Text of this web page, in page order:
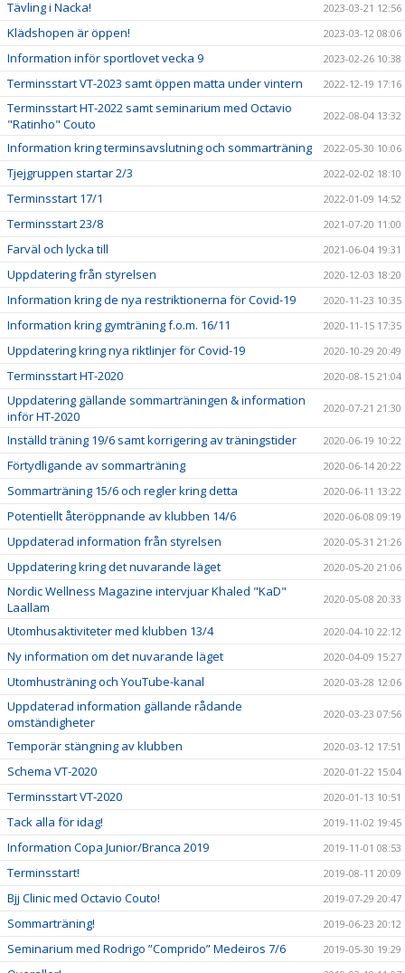
Tävling i Nacka! 2023-03-21 12:56
Klädshopen är öppen! 2023-03-12 08:06
Information inför sportlovet vecka 9 2023-02-26 10:38
Terminsstart VT-2023 samt öppen matta under vintern 2022-12-19 17:16
Terminsstart HT-2022 samt seminarium med Octavio
"Ratinho" Couto
2022-08-04 13:32
Information kring terminsavslutning och sommarträning 2022-05-30 10:06
Tjejgruppen startar 2/3 2022-02-02 18:10
Terminsstart 17/1 2022-01-09 14:52
Terminsstart 23/8 2021-07-20 11:00
Farväl och lycka till 2021-06-04 19:31
Uppdatering från styrelsen 2020-12-03 18:20
Information kring de nya restriktionerna för Covid-19 2020-11-23 10:35
Information kring gymträning f.o.m. 16/11 2020-11-15 17:35
Uppdatering kring nya riktlinjer för Covid-19 2020-10-29 20:49
Terminsstart HT-2020 2020-08-15 21:04
Uppdatering gällande sommarträningen & information
inför HT-2020
2020-07-21 21:30
Inställd träning 19/6 samt korrigering av träningstider 2020-06-19 10:22
Förtydligande av sommarträning 2020-06-14 20:22
Sommarträning 15/6 och regler kring detta 2020-06-11 13:22
Potentiellt återöppnande av klubben 14/6 2020-06-08 09:19
Uppdaterad information från styrelsen 2020-05-31 21:26
Uppdatering kring det nuvarande läget 2020-05-20 21:06
Nordic Wellness Magazine intervjuar Khaled "KaD"
Laallam
2020-05-08 20:33
Utomhusaktiviteter med klubben 13/4 2020-04-10 22:12
Ny information om det nuvarande läget 2020-04-09 15:27
Utomhusträning och YouTube-kanal 2020-03-28 12:06
Uppdaterad information gällande rådande
omständigheter
2020-03-23 07:56
Temporär stängning av klubben 2020-03-12 17:51
Schema VT-2020 2020-01-22 15:04
Terminsstart VT-2020 2020-01-13 10:51
Tack alla för idag! 2019-11-02 19:45
Information Copa Junior/Branca 2019 2019-11-01 08:53
Terminsstart! 2019-08-11 20:09
Bjj Clinic med Octavio Couto! 2019-07-29 20:47
Sommarträning! 2019-06-23 20:12
Seminarium med Rodrigo ”Comprido” Medeiros 7/6 2019-05-30 19:29